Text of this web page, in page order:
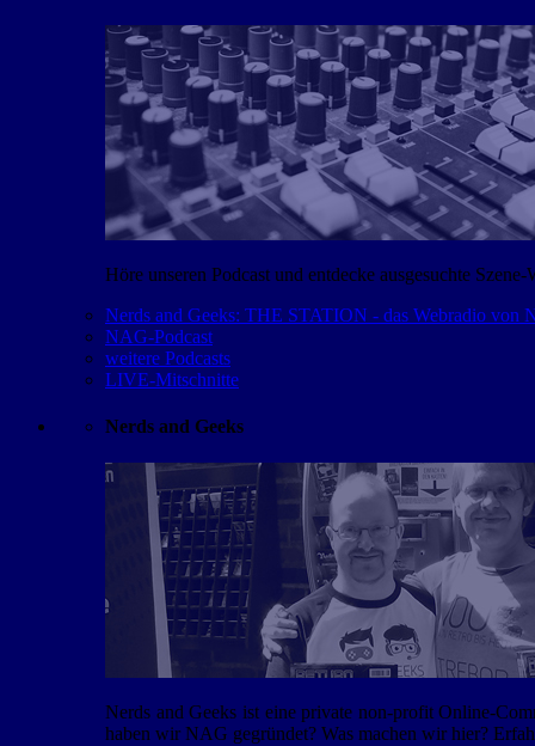
Höre unseren Podcast und entdecke ausgesuchte Szene-
Nerds and Geeks: THE STATION - das Webradio von
NAG-Podcast
weitere Podcasts
LIVE-Mitschnitte
Nerds and Geeks
Nerds and Geeks ist eine private non-profit Online-
haben wir NAG gegründet? Was machen wir hier?